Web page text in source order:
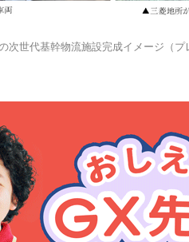
次世代基幹物流施設完成イメージ（プ